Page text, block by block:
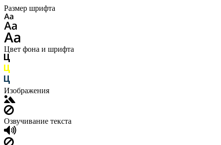
Размер шрифта
Цвет фона и шрифта
Изображения
Озвучивание текста